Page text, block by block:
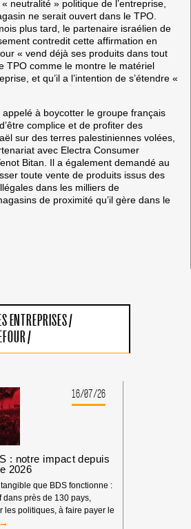
neutralité » politique de l’entreprise,
ne serait ouvert dans le TPO.
plus tard, le partenaire israélien de
contredit cette affirmation en
« vend déjà ses produits dans tout
TPO comme le montre le matériel
et qu’il a l’intention de s’étendre «
à boycotter le groupe français
complice et de profiter des
sur des terres palestiniennes volées,
avec Electra Consumer
Bitan. Il a également demandé au
toute vente de produits issus des
dans les milliers de
de proximité qu’il gère dans le
ENTREPRISES/
/
16/07/26
: notre impact depuis
2026
que BDS fonctionne :
près de 130 pays,
les politiques, à faire payer le